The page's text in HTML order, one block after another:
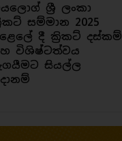
ශ්‍රී ලංකා
සම්මාන 2025
දී ක්‍රිකට් දස්කම්
විශිෂ්ටත්වය
සියල්ල